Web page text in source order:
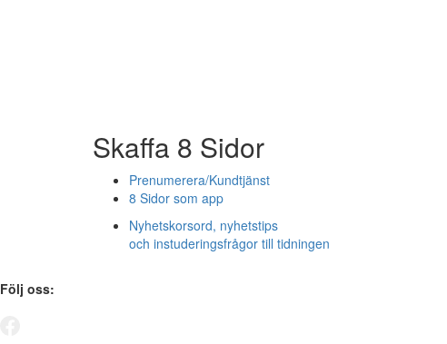
Skaffa 8 Sidor
Prenumerera/Kundtjänst
8 Sidor som app
Nyhetskorsord, nyhetstips
och instuderingsfrågor till tidningen
Följ oss: